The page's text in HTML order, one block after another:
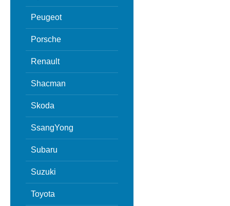
Peugeot
Porsche
Renault
Shacman
Skoda
SsangYong
Subaru
Suzuki
Toyota